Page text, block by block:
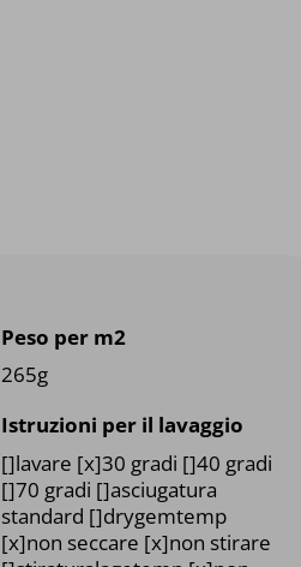
Peso per m2
265g
Istruzioni per il lavaggio
[]lavare [x]30 gradi []40 gradi
[]70 gradi []asciugatura
standard []drygemtemp
[x]non seccare [x]non stirare